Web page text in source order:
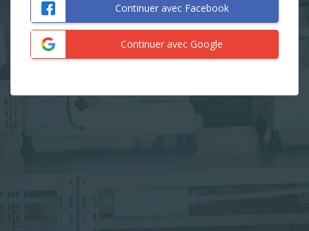
Continuer avec Facebook
Continuer avec Google